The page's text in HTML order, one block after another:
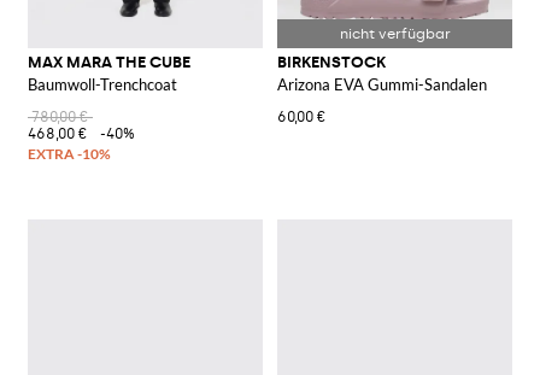
MAX MARA THE CUBE
Baumwoll-Trenchcoat
780,00 €
468,00 €
-40%
BIRKENSTOCK
Arizona EVA Gummi-Sandalen
60,00 €